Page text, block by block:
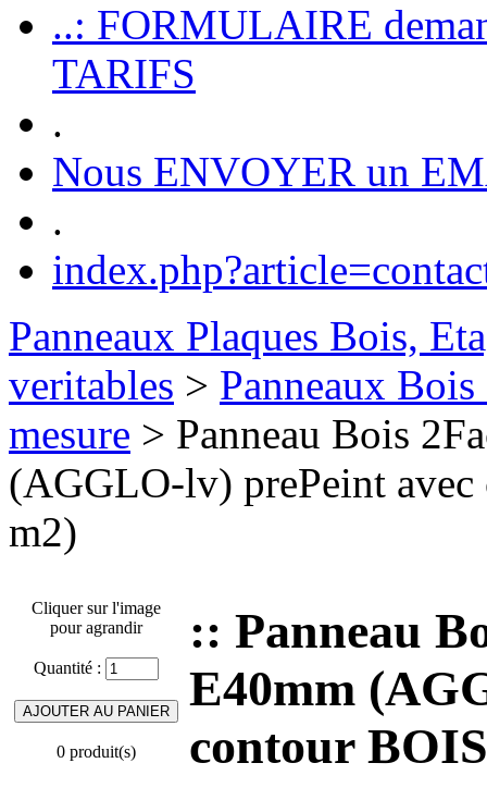
..: FORMULAIRE
TARIFS
.
Nous ENVOYER un
.
Panneaux Plaques Bois,
veritables > Panneaux
mesure > Panneau Bois
(AGGLO-lv) prePeint
m2)
Cliquer sur l'image
pour agrandir
Quantité :
0 produit(s)
:: Panneau
E40mm
contour